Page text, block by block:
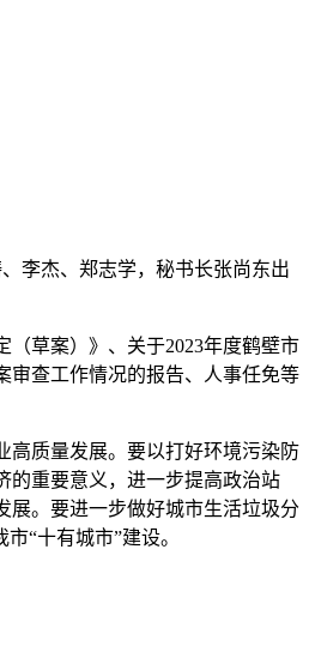
李杰、郑志学，秘书长张尚东出
草案）》、关于2023年度鹤壁市
审查工作情况的报告、人事任免等
高质量发展。要以打好环境污染防
的重要意义，进一步提高政治站
展。要进一步做好城市生活垃圾分
“十有城市”建设。